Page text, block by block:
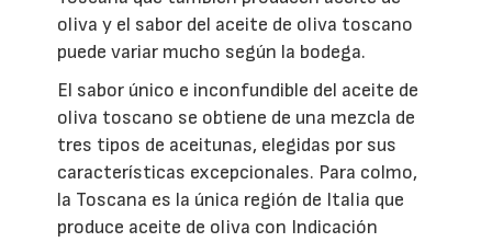
oliva y el sabor del aceite de oliva toscano
puede variar mucho según la bodega.
El sabor único e inconfundible del aceite de
oliva toscano se obtiene de una mezcla de
tres tipos de aceitunas, elegidas por sus
características excepcionales. Para colmo,
la Toscana es la única región de Italia que
produce aceite de oliva con Indicación